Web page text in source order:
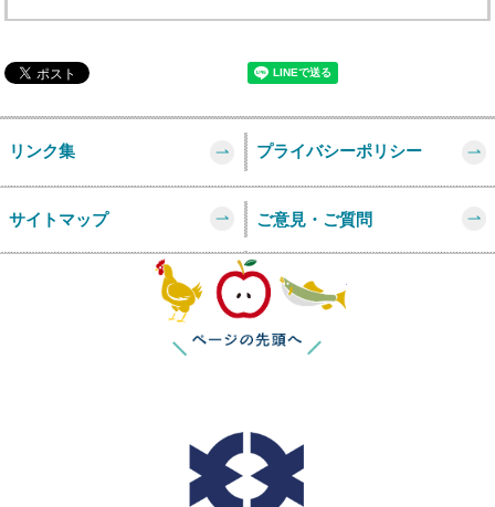
リンク集 プライバシーポリシー
サイトマップ ご意見・ご質問